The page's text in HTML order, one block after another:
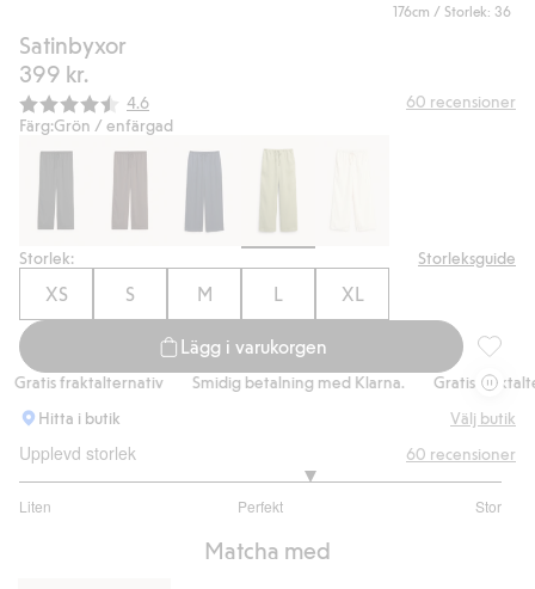
176cm / Storlek: 36
Satinbyxor
399 kr.
Snittbetyg:
4.6 60 recensioner
Färg:Grön / enfärgad
Storlek: Storleksguide
XS S M L XL
Lägg i varukorgen
fraktalternativ Smidig betalning med Klarna.
Gratis
Hitta i butik
Välj butik
Upplevd storlek
Liten Perfekt Stor
utav
60 recensioner
Matcha med